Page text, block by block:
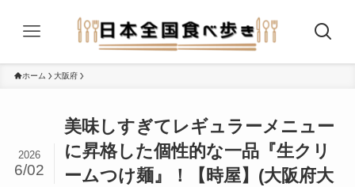
ホーム 大阪府
美味しすぎてレギュラーメニュー
に昇格した個性的な一品『生クリ
ームつけ麺』！【時屋】(大阪府大
2026
6/02